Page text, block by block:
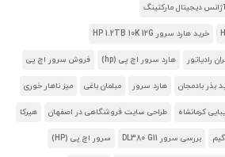
آژانس دیجیتال مارکتینگ
خرید هارد سرور HP 1.2TB 10K 12G
رادیاتور هارد سرور اچ پی (hp) فروش سرور اچ پی
بذر بادمجان هارد سرور مبلمان باغی میز ناهار خوری
کرمانشاه طراحی سایت فروشگاهی در اصفهان هیرکا
بررسی سرور DL380 G11 سرور اچ پی (HP)